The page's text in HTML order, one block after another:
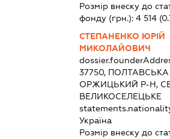
Розмір внеску до
фонду (грн.):4 514
СТЕПАНЕНКО ЮРІЙ
МИКОЛАЙОВИЧ
37750,
ОРЖИЦЬКИЙ Р-Н,
ВЕЛИКОСЕЛЕЦЬКЕ
Україна
Розмір внеску до